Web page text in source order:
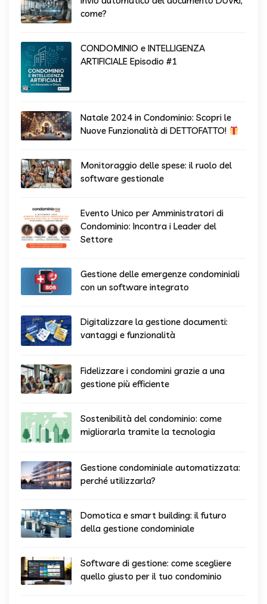
come?
CONDOMINIO e INTELLIGENZA
ARTIFICIALE Episodio #1
Natale 2024 in Condominio: Scopri le
Nuove Funzionalità di DETTOFATTO!
Monitoraggio delle spese: il ruolo del
software gestionale
Evento Unico per Amministratori di
Condominio: Incontra i Leader del
Settore
Gestione delle emergenze condominiali
con un software integrato
Digitalizzare la gestione documenti:
vantaggi e funzionalità
Fidelizzare i condomini grazie a una
gestione più efficiente
Sostenibilità del condominio: come
migliorarla tramite la tecnologia
Gestione condominiale automatizzata:
perché utilizzarla?
Domotica e smart building: il futuro
della gestione condominiale
Software di gestione: come scegliere
quello giusto per il tuo condominio